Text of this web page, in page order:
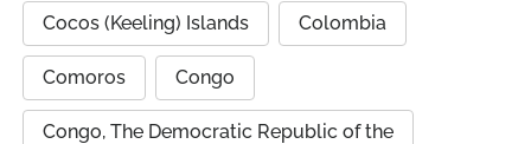
Cocos (Keeling) Islands Colombia
Comoros Congo
Congo, The Democratic Republic of the